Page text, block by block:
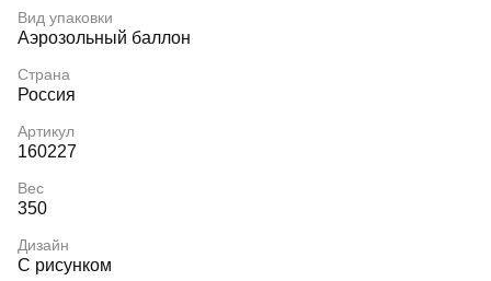
Вид упаковки
Аэрозольный баллон
Страна
Россия
Артикул
160227
Вес
350
Дизайн
С рисунком